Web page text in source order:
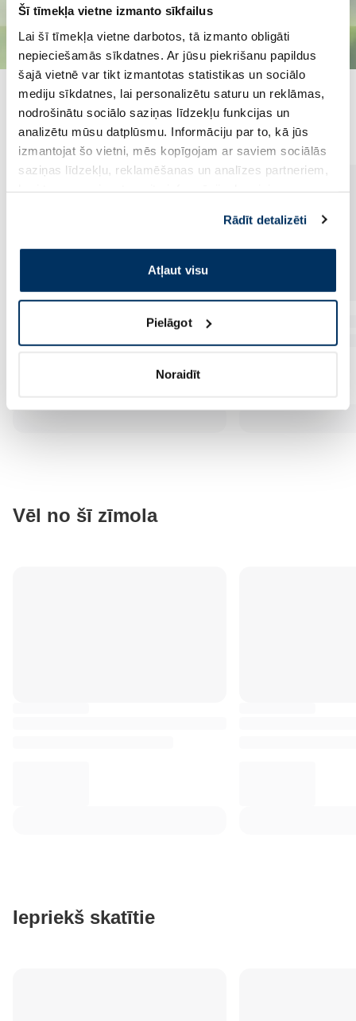
Šī tīmekļa vietne izmanto sīkfailus
Lai šī tīmekļa vietne darbotos, tā izmanto obligāti
nepieciešamās sīkdatnes. Ar jūsu piekrišanu papildus
šajā vietnē var tikt izmantotas statistikas un sociālo
mediju sīkdatnes, lai personalizētu saturu un reklāmas,
nodrošinātu sociālo saziņas līdzekļu funkcijas un
analizētu mūsu datplūsmu. Informāciju par to, kā jūs
izmantojat šo vietni, mēs kopīgojam ar saviem sociālās
saziņas līdzekļu, reklamēšanas un analīzes partneriem,
pakalpojumus. Ja piekrītat šo papildu sīkdatņu
izmantošanai, lūdzu, atzīmējiet savu izvēli:
Rādīt detalizēti
Atļaut visu
Pielāgot
Noraidīt
Populārākie kategorijā
Vēl no šī zīmola
Iepriekš skatītie